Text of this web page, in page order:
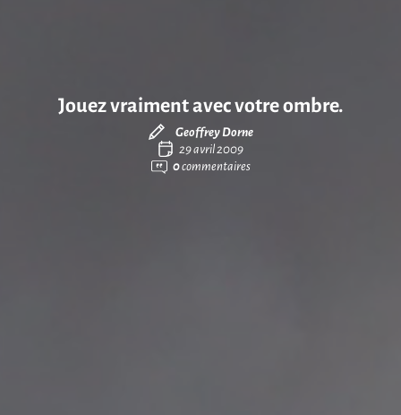
Jouez vraiment avec votre ombre.
Geoffrey Dorne
29 avril 2009
0commentaires